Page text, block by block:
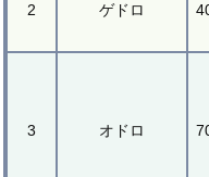
2 ゲドロ
3 オドロ